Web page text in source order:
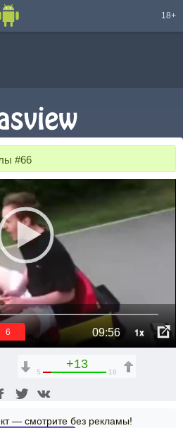
18+
#66
09:56 1x
6
+13
5 18
— смотрите без рекламы!